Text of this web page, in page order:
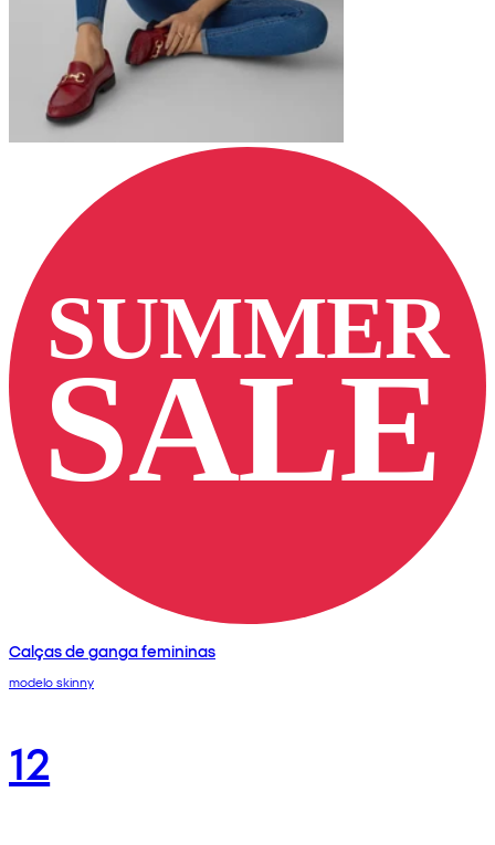
Calças de ganga femininas
modelo skinny
12